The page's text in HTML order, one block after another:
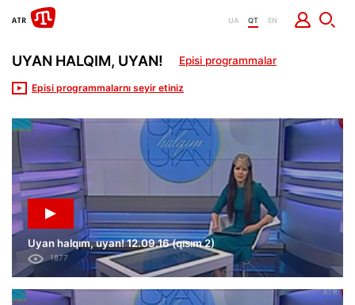
UA QT EN
UYAN HALQIM, UYAN! Episi programmalar
Uyan halqım, uyan! 12.09.16 (qısım 2)
1877
Episi programmalarnı seyir etiniz